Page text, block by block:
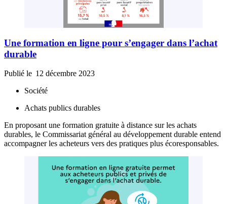
Une formation en ligne pour s’engager dans l’achat
durable
Publié le 12 décembre 2023
Société
Achats publics durables
En proposant une formation gratuite à distance sur les achats
durables, le Commissariat général au développement durable entend
accompagner les acheteurs vers des pratiques plus écoresponsables.